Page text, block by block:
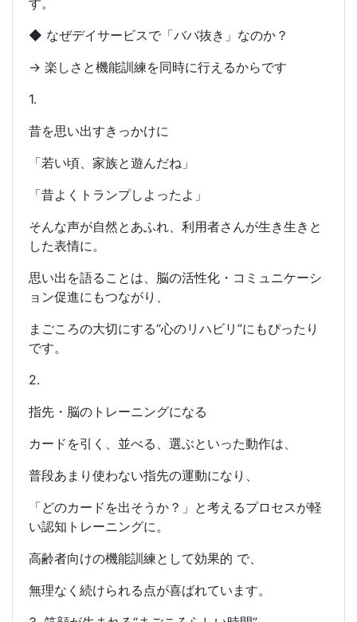
す。
◆ なぜデイサービスで「ババ抜き」なのか？
→ 楽しさと機能訓練を同時に行えるからです
1.
昔を思い出すきっかけに
「若い頃、家族と遊んだね」
「昔よくトランプしよったよ」
そんな声が自然とあふれ、利用者さんが生き生きと
した表情に。
思い出を語ることは、脳の活性化・コミュニケーシ
ョン促進にもつながり、
まごころの大切にする“心のリハビリ”にもぴったり
です。
2.
指先・脳のトレーニングになる
カードを引く、並べる、選ぶといった動作は、
普段あまり使わない指先の運動になり、
「どのカードを出そうか？」と考えるプロセスが軽
い認知トレーニングに。
高齢者向けの機能訓練として効果的 で、
無理なく続けられる点が喜ばれています。